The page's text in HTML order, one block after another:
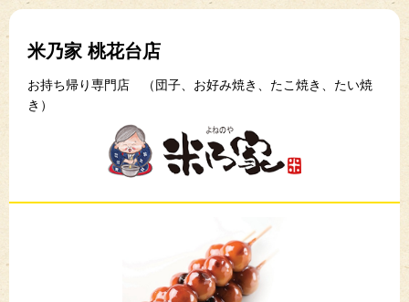
米乃家 桃花台店
お持ち帰り専門店 （団子、お好み焼き、たこ焼き、たい焼
き）